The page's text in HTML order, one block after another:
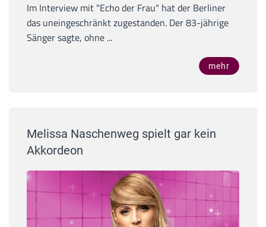
Im Interview mit "Echo der Frau" hat der Berliner
das uneingeschränkt zugestanden. Der 83-jährige
Sänger sagte, ohne ...
mehr
Melissa Naschenweg spielt gar kein
Akkordeon